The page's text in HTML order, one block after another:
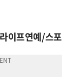
라이프연예/스